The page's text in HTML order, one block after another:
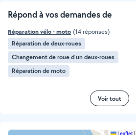
Répond à vos demandes de
Réparation vélo - moto (14 réponses)
Réparation de deux-roues
Changement de roue d'un deux-roues
Réparation de moto
Voir tout
Leaflet